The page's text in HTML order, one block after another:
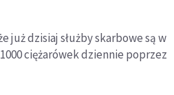
już dzisiaj służby skarbowe są w
ciężarówek dziennie poprzez